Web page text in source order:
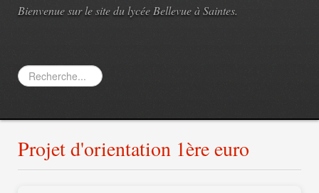
Bienvenue sur le site du lycée Bellevue à Saintes.
Rechercher
Projet d'orientation 1ère euro